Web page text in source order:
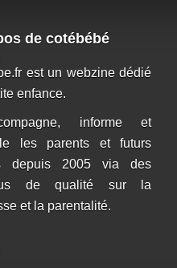
de cotébébé
est un webzine dédié
enfance.
informe et
les parents et futurs
depuis 2005 via des
de qualité sur la
et la parentalité.